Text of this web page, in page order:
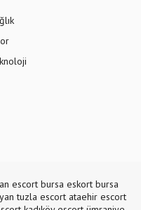
escort bursa eskort bursa
tuzla escort ataehir escort